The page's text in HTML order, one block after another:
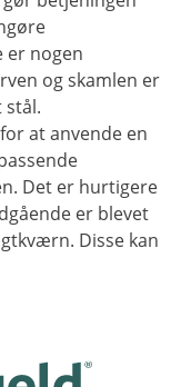
er nogen
og skamlen er
at anvende en
Det er hurtigere
er blevet
Disse kan